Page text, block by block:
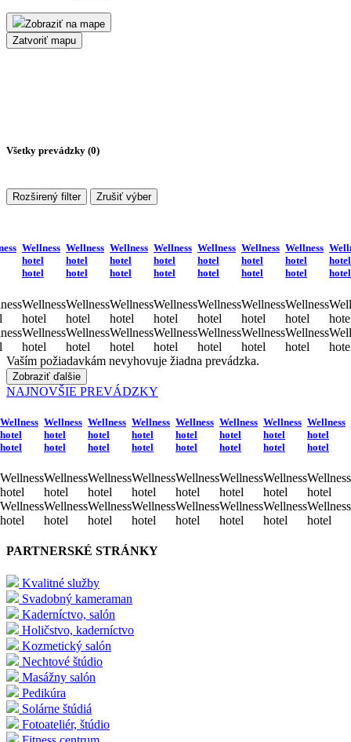
Zobraziť na mape
Zatvoriť mapu
Všetky prevádzky (0)
Rozširený filter Zrušiť výber
Wellness
hotel
hotel
Wellness
hotel
Wellness
hotel
Wellness
hotel
hotel
Wellness
hotel
Wellness
hotel
Wellness
hotel
hotel
Wellness
hotel
Wellness
hotel
Wellness
hotel
hotel
Wellness
hotel
Wellness
hotel
Wellness
hotel
hotel
Wellness
hotel
Wellness
hotel
Wellness
hotel
hotel
Wellness
hotel
Wellness
hotel
Wellness
hotel
hotel
Wellness
hotel
Wellness
hotel
hotel
hotel
Vaším požiadavkám nevyhovuje žiadna prevádzka.
Zobraziť ďalšie
NAJNOVŠIE PREVÁDZKY
Wellness
hotel
hotel
Wellness
hotel
Wellness
hotel
Wellness
hotel
hotel
Wellness
hotel
Wellness
hotel
Wellness
hotel
hotel
Wellness
hotel
Wellness
hotel
Wellness
hotel
hotel
Wellness
hotel
Wellness
hotel
Wellness
hotel
hotel
Wellness
hotel
Wellness
hotel
Wellness
hotel
hotel
Wellness
hotel
Wellness
hotel
Wellness
hotel
hotel
Wellness
hotel
Wellness
hotel
Wellness
hotel
hotel
Wellness
hotel
Wellness
hotel
PARTNERSKÉ STRÁNKY
Kvalitné služby
Svadobný kameraman
Kaderníctvo, salón
Holičstvo, kaderníctvo
Kozmetický salón
Nechtové štúdio
Masážny salón
Pedikúra
Solárne štúdiá
Fotoateliér, štúdio